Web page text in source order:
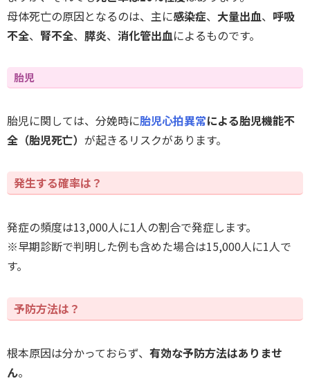
母体死亡の原因となるのは、主に感染症、 大量出血、 呼吸
不全、 腎不全、 膵炎、 消化管出血によるものです。
胎児
胎児に関しては、分娩時に胎児心拍異常による胎児機能不
全（胎児死亡） が起きるリスクがあります。
発生する確率は？
発症の頻度は13,000人に1人の割合で発症します。
※早期診断で判明した例も含めた場合は15,000人に1人で
す。
予防方法は？
根本原因は分かっておらず、 有効な予防方法はありませ
ん。